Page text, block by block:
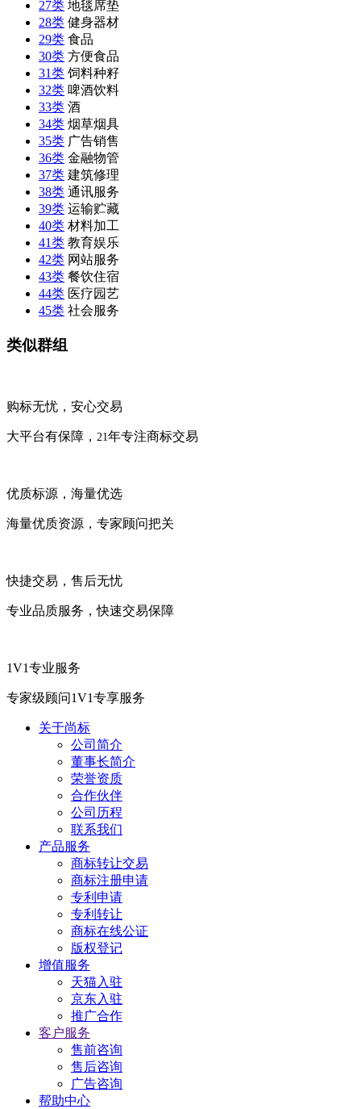
27类 地毯席垫
28类 健身器材
29类 食品
30类 方便食品
31类 饲料种籽
32类 啤酒饮料
33类 酒
34类 烟草烟具
35类 广告销售
36类 金融物管
37类 建筑修理
38类 通讯服务
39类 运输贮藏
40类 材料加工
41类 教育娱乐
42类 网站服务
43类 餐饮住宿
44类 医疗园艺
45类 社会服务
类似群组
购标无忧，安心交易
大平台有保障， 21年专注商标交易
优质标源，海量优选
海量优质资源，专家顾问把关
快捷交易，售后无忧
专业品质服务，快速交易保障
1V1专业服务
专家级顾问1V1专享服务
关于尚标
公司简介
董事长简介
荣誉资质
合作伙伴
公司历程
联系我们
产品服务
商标转让交易
商标注册申请
专利申请
专利转让
商标在线公证
版权登记
增值服务
天猫入驻
京东入驻
推广合作
客户服务
售前咨询
售后咨询
广告咨询
帮助中心